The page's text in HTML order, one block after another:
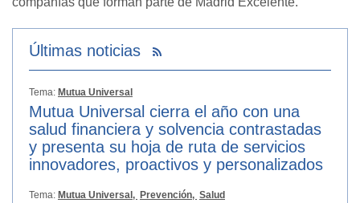
Últimas noticias
Tema: Mutua Universal
Mutua Universal cierra el año con una
salud financiera y solvencia contrastadas
y presenta su hoja de ruta de servicios
innovadores, proactivos y personalizados
Tema: Mutua Universal, Prevención, Salud